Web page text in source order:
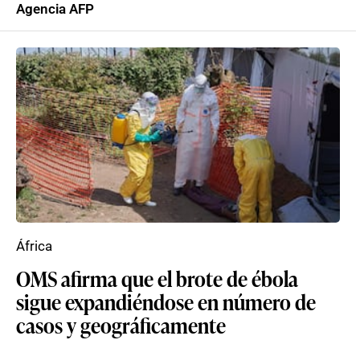
Agencia AFP
OMS afirma que el brote de ébola
sigue expandiéndose en número de
casos y geográficamente
África